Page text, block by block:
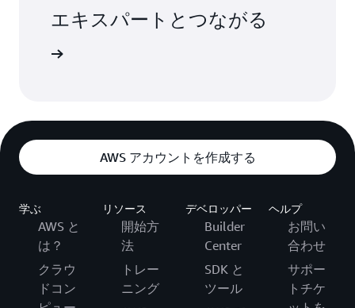
エキスパートとつながる
AWS アカウントを作成する
学ぶ
AWS と
は？
クラウ
ドコン
リソース
開始方
法
トレー
ニング
デベロッパー
Builder
Center
SDK と
ツール
ヘルプ
お問い
合わせ
サポー
トチケ